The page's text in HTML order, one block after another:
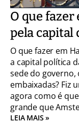
O que fazer
pela capital
O que fazer em
a capital política
sede do
embaixadas? Fiz
agora como é
grande que
LEIA MAIS »